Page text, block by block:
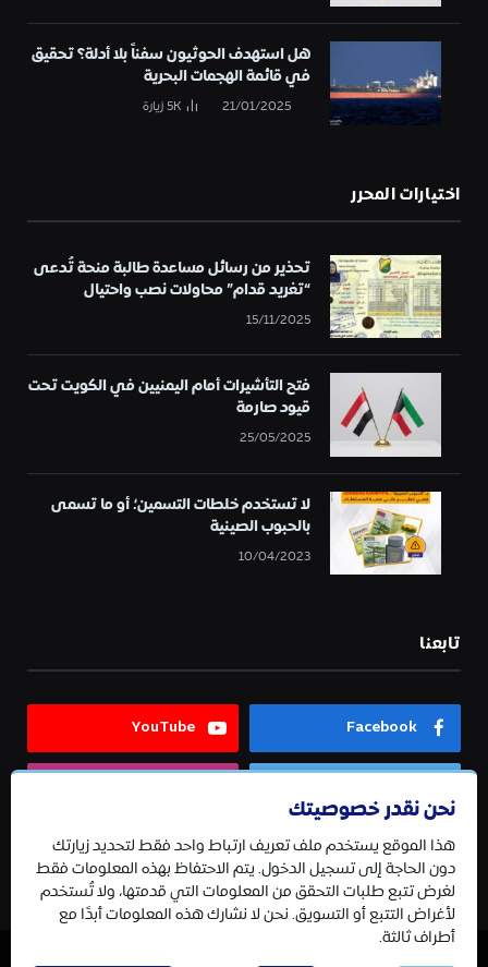
هل استهدف الحوثيون سفناً بلا أدلة؟ تحقيق
في قائمة الهجمات البحرية
21/01/2025
5Kزيارة
اختيارات المحرر
تحذير من رسائل مساعدة طالبة منحة تُدعى
“تغريد قدام” محاولات نصب واحتيال
15/11/2025
فتح التأشيرات أمام اليمنيين في الكويت تحت
قيود صارمة
25/05/2025
لا تستخدم خلطات التسمين؛ أو ما تسمى
بالحبوب الصينية
10/04/2023
تابعنا
Facebook
YouTube
Telegram
نحن نقدر خصوصيتك
هذا الموقع يستخدم ملف تعريف ارتباط واحد فقط لتحديد زيارتك
دون الحاجة إلى تسجيل الدخول. يتم الاحتفاظ بهذه المعلومات فقط
لغرض تتبع طلبات التحقق من المعلومات التي قدمتها، ولا تُستخدم
لأغراض التتبع أو التسويق. نحن لا نشارك هذه المعلومات أبدًا مع
أطراف ثالثة.